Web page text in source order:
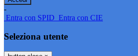
-
Entra con SPID Entra con CIE
Seleziona utente